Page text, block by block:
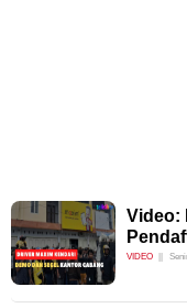
Video:
VIDEO